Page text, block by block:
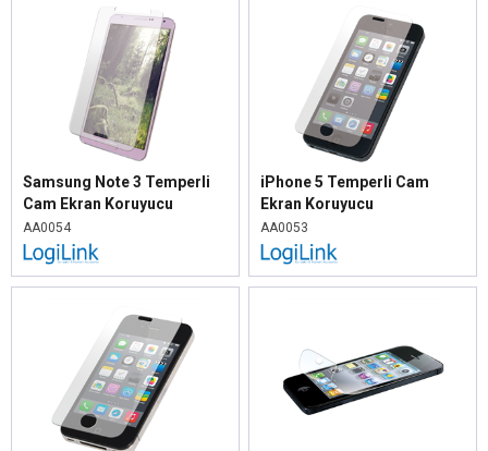
Samsung Note 3 Temperli
Cam Ekran Koruyucu
AA0054
iPhone 5 Temperli Cam
Ekran Koruyucu
AA0053